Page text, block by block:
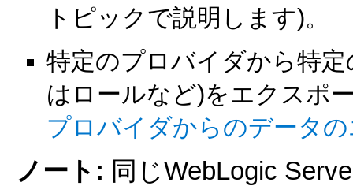
トピックで説明します)。
特定のプロバイダから特
はロールなど)をエクスポ
プロバイダからのデータ
ノート: 同じWebLogic